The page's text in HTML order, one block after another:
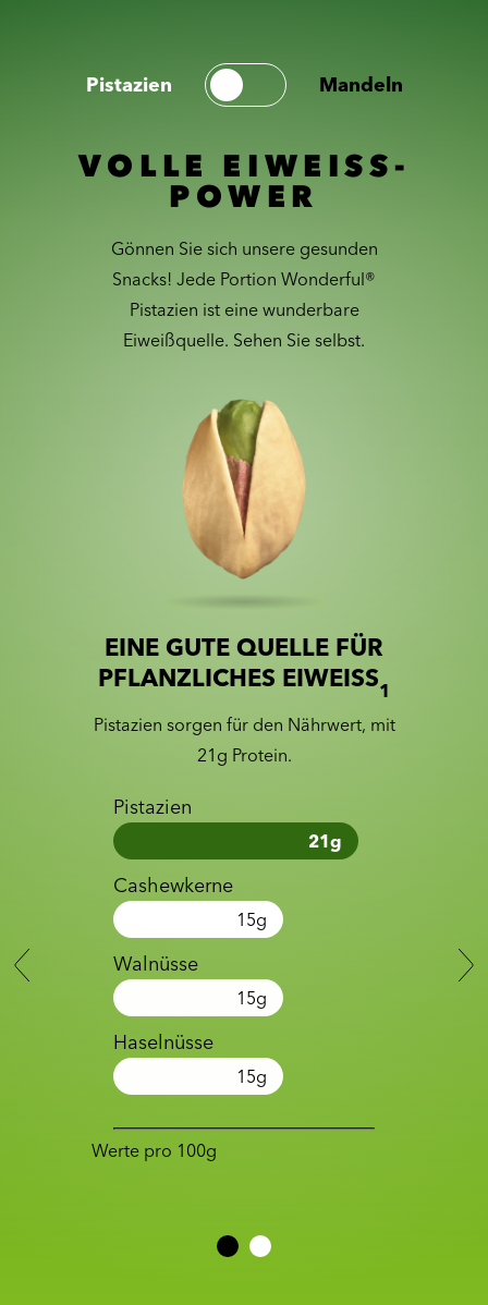
Pistazien Mandeln
VOLLE EIWEISS-
POWER
Gönnen Sie sich unsere gesunden
Snacks! Jede Portion Wonderful®
Pistazien ist eine wunderbare
Eiweißquelle. Sehen Sie selbst.
Slider with nutrition information
Slide 1 of 2
EINE GUTE QUELLE FÜR
PFLANZLICHES EIWEISS1
Pistazien sorgen für den Nährwert, mit
21g Protein.
Pistazien
21g
Cashewkerne
15g
Walnüsse
15g
Haselnüsse
15g
Werte pro 100g